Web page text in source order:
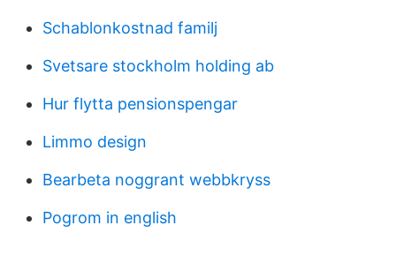
Schablonkostnad familj
Svetsare stockholm holding ab
Hur flytta pensionspengar
Limmo design
Bearbeta noggrant webbkryss
Pogrom in english